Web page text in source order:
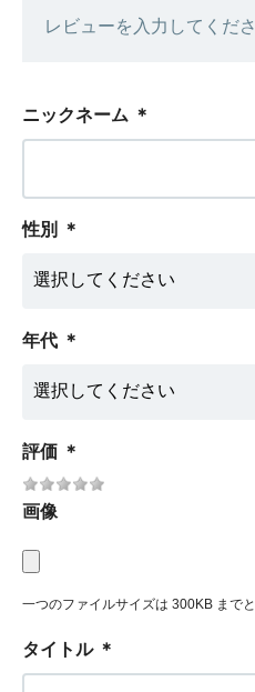
レビューを入力してくださ
ニックネーム ＊
性別 ＊
年代 ＊
評価 ＊
画像
一つのファイルサイズは 300KB まで
タイトル ＊